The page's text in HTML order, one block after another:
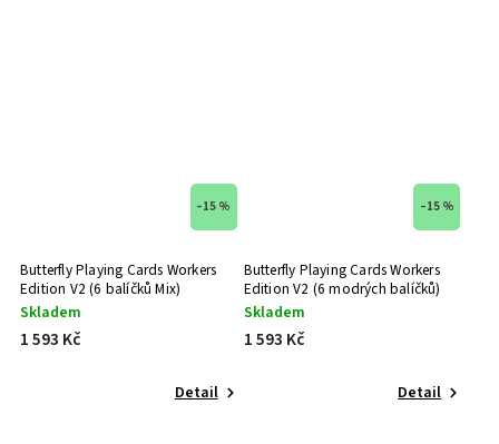
–15 %
Butterfly Playing Cards Workers
Edition V2 (6 balíčků Mix)
Skladem
1 593 Kč
Detail
–15 %
Butterfly Playing Cards Workers
Edition V2 (6 modrých balíčků)
Skladem
1 593 Kč
Detail